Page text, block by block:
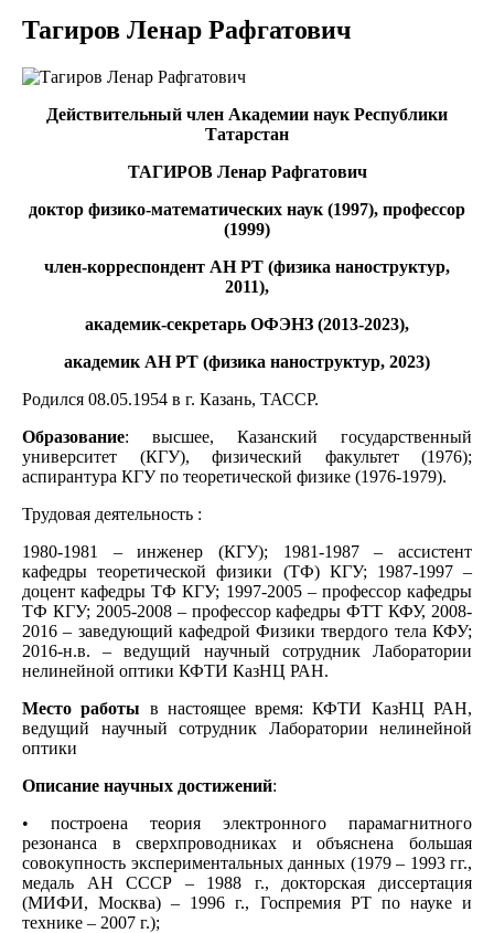
Тагиров Ленар Рафгатович
Действительный член Академии наук Республики
Татарстан
ТАГИРОВ Ленар Рафгатович
доктор физико-математических наук (1997), профессор
(1999)
член-корреспондент АН РТ (физика наноструктур,
2011),
академик-секретарь ОФЭНЗ (2013-2023),
академик АН РТ (физика наноструктур, 2023)
Родился 08.05.1954 в г. Казань, ТАССР.
Образование: высшее, Казанский государственный
университет (КГУ), физический факультет (1976);
аспирантура КГУ по теоретической физике (1976-1979).
Трудовая деятельность :
1980-1981 – инженер (КГУ); 1981-1987 – ассистент
кафедры теоретической физики (ТФ) КГУ; 1987-1997 –
доцент кафедры ТФ КГУ; 1997-2005 – профессор кафедры
ТФ КГУ; 2005-2008 – профессор кафедры ФТТ КФУ, 2008-
2016 – заведующий кафедрой Физики твердого тела КФУ;
2016-н.в. – ведущий научный сотрудник Лаборатории
нелинейной оптики КФТИ КазНЦ РАН.
Место работы в настоящее время: КФТИ КазНЦ РАН,
ведущий научный сотрудник Лаборатории нелинейной
оптики
Описание научных достижений:
• построена теория электронного парамагнитного
резонанса в сверхпроводниках и объяснена большая
совокупность экспериментальных данных (1979 – 1993 гг.,
медаль АН СССР – 1988 г., докторская диссертация
(МИФИ, Москва) – 1996 г., Госпремия РТ по науке и
технике – 2007 г.);